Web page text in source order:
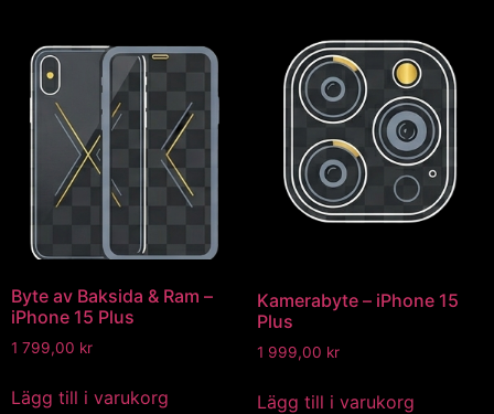
Byte av Baksida & Ram –
iPhone 15 Plus
1 799,00 kr
Lägg till i varukorg
Kamerabyte – iPhone 15
Plus
1 999,00 kr
Lägg till i varukorg